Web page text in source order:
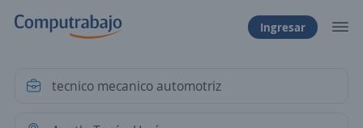
Ingresar